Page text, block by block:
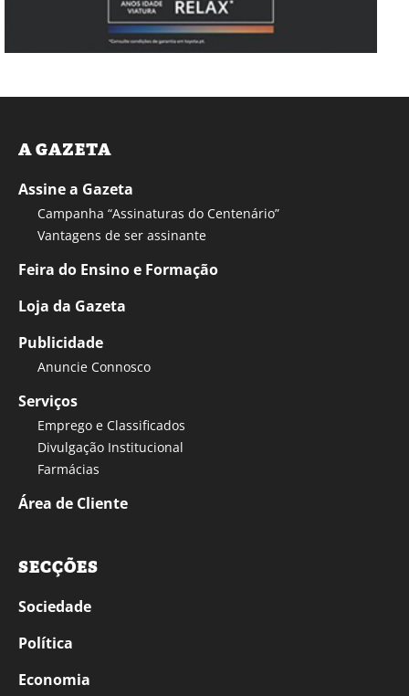
A GAZETA
Assine a Gazeta
Campanha “Assinaturas do Centenário”
Vantagens de ser assinante
Feira do Ensino e Formação
Loja da Gazeta
Publicidade
Anuncie Connosco
Serviços
Emprego e Classificados
Divulgação Institucional
Farmácias
Área de Cliente
SECÇÕES
Sociedade
Política
Economia